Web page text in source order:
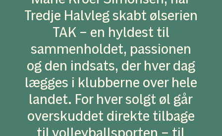
Tredje Halvleg skabt ølserien
TAK – en hyldest til
sammenholdet, passionen
og den indsats, der hver dag
lægges i klubberne over hele
landet. For hver solgt øl går
overskuddet direkte tilbage